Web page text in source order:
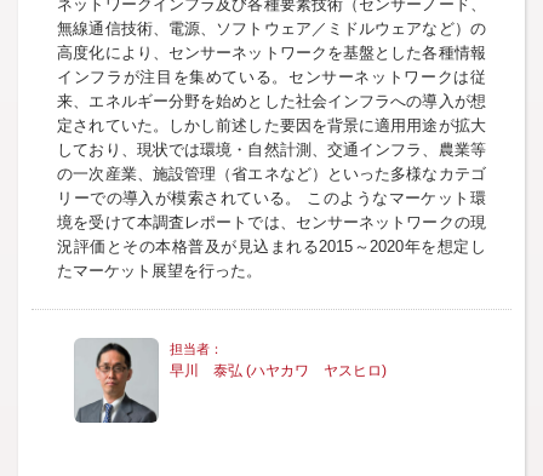
ネットワークインフラ及び各種要素技術（センサーノード、
無線通信技術、電源、ソフトウェア／ミドルウェアなど）の
高度化により、センサーネットワークを基盤とした各種情報
インフラが注目を集めている。センサーネットワークは従
来、エネルギー分野を始めとした社会インフラへの導入が想
定されていた。しかし前述した要因を背景に適用用途が拡大
しており、現状では環境・自然計測、交通インフラ、農業等
の一次産業、施設管理（省エネなど）といった多様なカテゴ
リーでの導入が模索されている。 このようなマーケット環
境を受けて本調査レポートでは、センサーネットワークの現
況評価とその本格普及が見込まれる2015～2020年を想定し
たマーケット展望を行った。
早川 泰弘 (ハヤカワ ヤスヒロ)